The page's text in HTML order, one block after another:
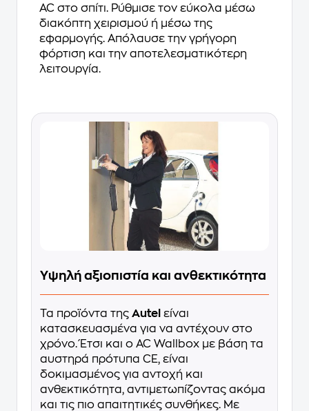
AC στο σπίτι. Ρύθμισε τον εύκολα μέσω
διακόπτη χειρισμού ή μέσω της
εφαρμογής. Απόλαυσε την γρήγορη
φόρτιση και την αποτελεσματικότερη
λειτουργία.
Υψηλή αξιοπιστία και ανθεκτικότητα
Τα προϊόντα της Autel είναι
κατασκευασμένα για να αντέχουν στο
χρόνο. Έτσι και ο AC Wallbox με βάση τα
αυστηρά πρότυπα CE, είναι
δοκιμασμένος για αντοχή και
ανθεκτικότητα, αντιμετωπίζοντας ακόμα
και τις πιο απαιτητικές συνθήκες. Με